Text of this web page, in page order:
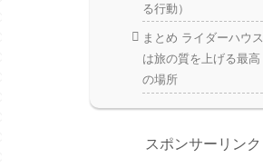
る行動）
まとめ ライダーハウス
は旅の質を上げる最高
の場所
スポンサーリンク